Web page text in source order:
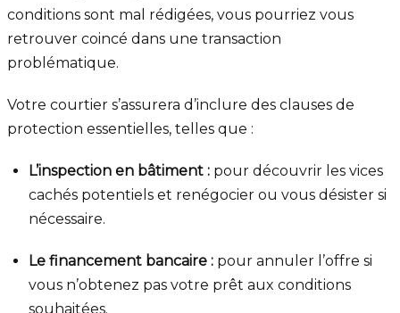
conditions sont mal rédigées, vous pourriez vous
retrouver coincé dans une transaction
problématique.
Votre courtier s’assurera d’inclure des clauses de
protection essentielles, telles que :
L’inspection en bâtiment : pour découvrir les vices
cachés potentiels et renégocier ou vous désister si
nécessaire.
Le financement bancaire : pour annuler l’offre si
vous n’obtenez pas votre prêt aux conditions
souhaitées.